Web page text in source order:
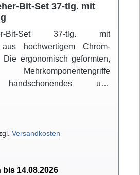
Bit-Set 37-tlg. mit
Bit-Set 37-tlg. mit
aus hochwertigem Chrom-
Die ergonomisch geformten,
und
sind mit einer zusätzlicher
Versandkosten
14.08.2026